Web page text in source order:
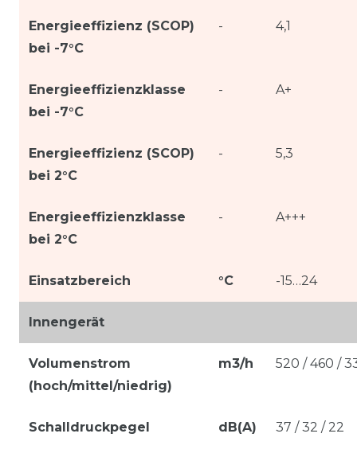
Energieeffizienz (SCOP)
bei -7°C
- 4,1
Energieeffizienzklasse
bei -7°C
- A+
Energieeffizienz (SCOP)
bei 2°C
- 5,3
Energieeffizienzklasse
bei 2°C
- A+++
Einsatzbereich °C -15…24
Innengerät
Volumenstrom
(hoch/mittel/niedrig)
m3/h 520 / 460 /
Schalldruckpegel dB(A) 37 / 32 / 22